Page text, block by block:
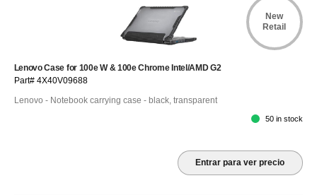
New
Retail
Lenovo Case for 100e W & 100e Chrome Intel/AMD G2
Part# 4X40V09688
Lenovo - Notebook carrying case - black, transparent
50 in stock
Entrar para ver precio